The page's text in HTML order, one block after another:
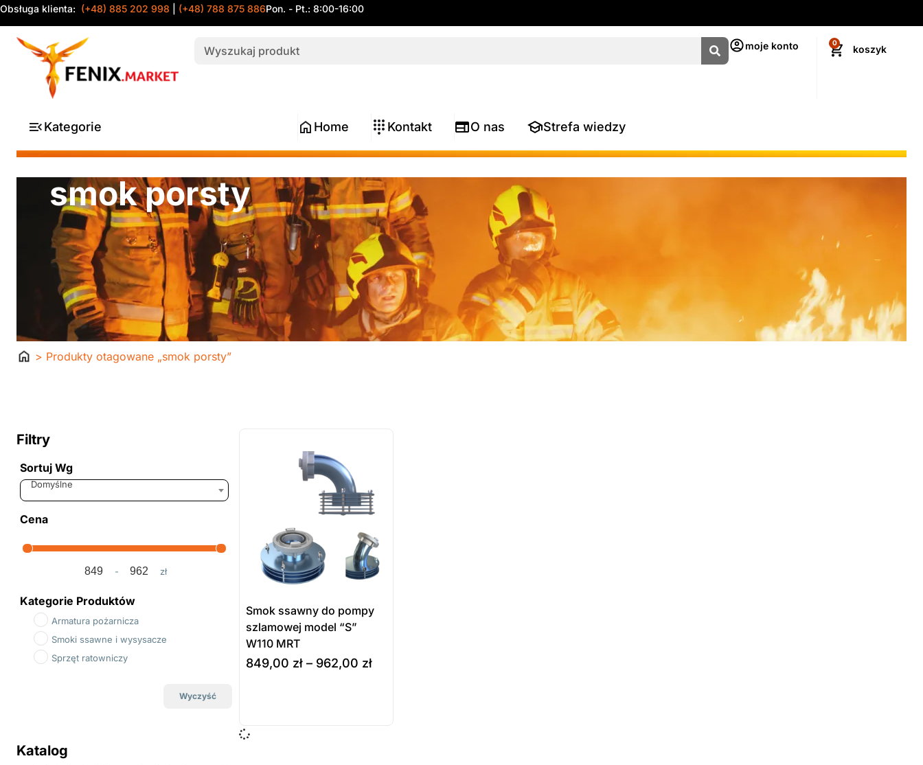
Obsługa klienta: (+48) 885 202 998 (+48) 788 875 886Pon. - Pt.: 8:00-16:00
moje konto 0
Kategorie Home Kontakt O nas Strefa wiedzy
smok porsty
Strona> Produkty otagowane „smok porsty”
Filtry
Sortuj Wg
Sort Products
Domyślne
Cena
Minimum Price
- Maximum Price
zł
Kategorie Produktów
Armatura pożarnicza
Smoki ssawne i wysysacze
Sprzęt ratowniczy
Wyczyść
Katalog
Smok ssawny do pompy
szlamowej model “S”
W110 MRT
849,00 zł – 962,00 zł
dostępny na